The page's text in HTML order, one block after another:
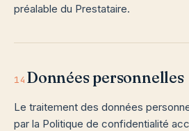
préalable du Prestataire.
14 Données personnelles
Le traitement des données
par la Politique de confidentialité